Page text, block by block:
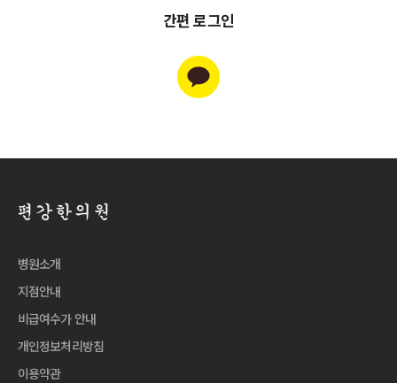
간편 로그인
병원소개
지점안내
비급여수가 안내
개인정보처리방침
이용약관